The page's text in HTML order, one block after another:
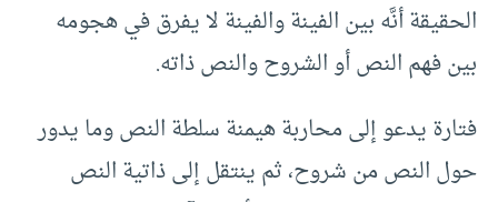
الحقيقة أنَّه بين الفينة والفينة لا يفرق في هجومه
بين فهم النص أو الشروح والنص ذاته.
فتارة يدعو إلى محاربة هيمنة سلطة النص وما يدور
حول النص من شروح، ثم ينتقل إلى ذاتية النص